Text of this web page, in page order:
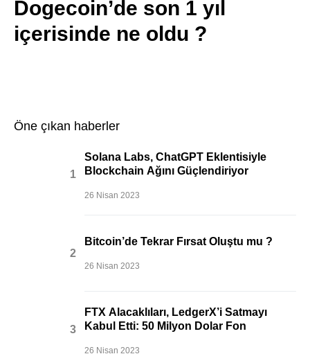
Dogecoin’de son 1 yıl
içerisinde ne oldu ?
Öne çıkan haberler
Solana Labs, ChatGPT Eklentisiyle
Blockchain Ağını Güçlendiriyor
26 Nisan 2023
Bitcoin’de Tekrar Fırsat Oluştu mu ?
26 Nisan 2023
FTX Alacaklıları, LedgerX’i Satmayı
Kabul Etti: 50 Milyon Dolar Fon
26 Nisan 2023